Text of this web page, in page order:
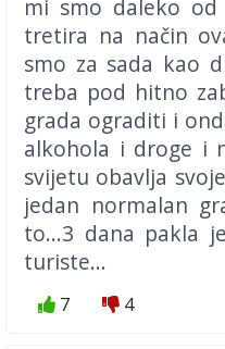
mi smo daleko
tretira na način
smo za sada kao
treba pod hitno
grada ograditi i
alkohola i droge i
svijetu obavlja
jedan normalan
to...3 dana pakla
turiste...
7 4